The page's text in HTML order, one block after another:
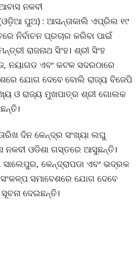
ନକବୀ
ପୁଅ) : ଆସନ୍ତାକାଲି ଏପ୍ରିଲ ୧୯
ନିର୍ବାଚନ ପ୍ରଚାର କରିବା ପାଇଁ
ରାଜନାଥ ସିଂହ। ଶ୍ରୀ ସିଂହ
ନୟାଗଡ ଏବଂ କଟକ ସଦରଠାରେ
ଯୋଗ ଦେବେ ବୋଲି ରାଜ୍ୟ ବିଜେପି
ଓ ରାଜ୍ୟ ମୁଖପାତ୍ର ଶ୍ରୀ ଗୋଲକ
ଦିନ କେନ୍ଦ୍ର ସଂଖ୍ୟା ଲଘୁ
ନକବୀ ଓଡିଶା ଗସ୍ତରେ ଆସୁଛନ୍ତି।
କେନ୍ଦ୍ରାପଡା ଏବଂ ଭଦ୍ରକ
ସମାବେଶରେ ଯୋଗ ଦେବେ
ଦେଇଛନ୍ତି।